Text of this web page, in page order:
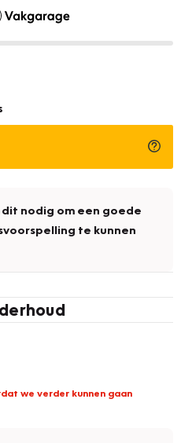
nodig om een goede
te kunnen
we verder kunnen gaan